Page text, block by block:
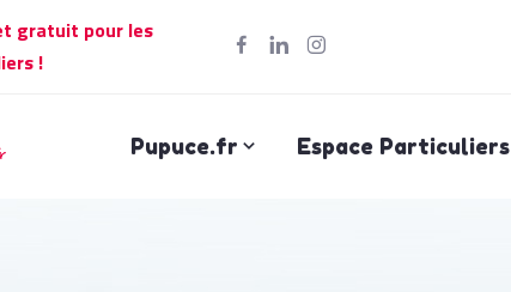
gratuit pour les
!
Pupuce.fr Espace Particuliers